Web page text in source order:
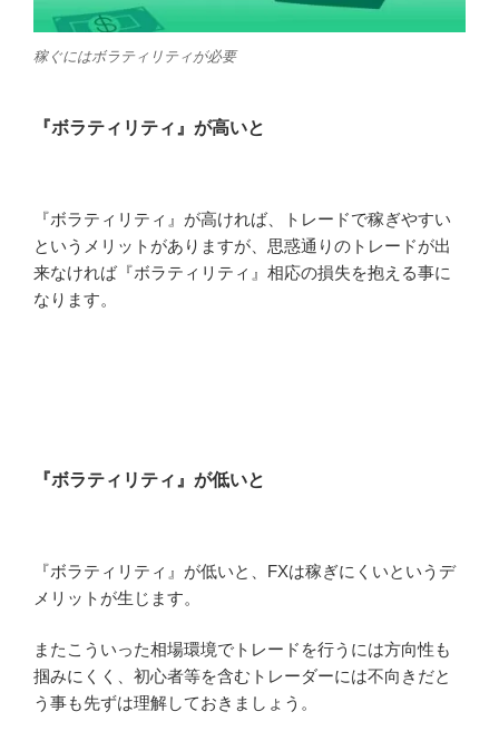
稼ぐにはボラティリティが必要
『ボラティリティ』が高いと
『ボラティリティ』が高ければ、トレードで稼ぎやすい
というメリットがありますが、思惑通りのトレードが出
来なければ『ボラティリティ』相応の損失を抱える事に
なります。
『ボラティリティ』が低いと
『ボラティリティ』が低いと、FXは稼ぎにくいというデ
メリットが生じます。
またこういった相場環境でトレードを行うには方向性も
掴みにくく、初心者等を含むトレーダーには不向きだと
う事も先ずは理解しておきましょう。